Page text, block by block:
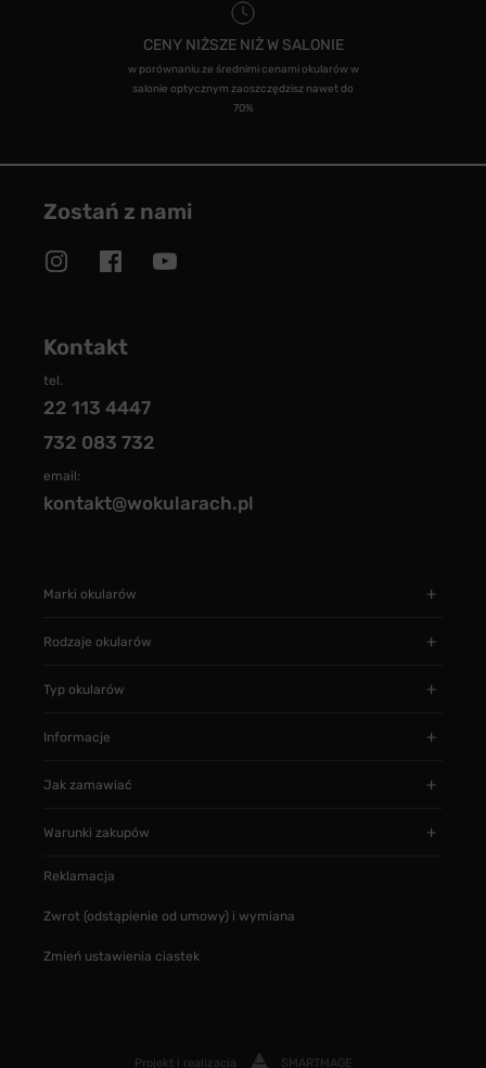
CENY NIŻSZE NIŻ W SALONIE
w porównaniu ze średnimi cenami okularów w
salonie optycznym zaoszczędzisz nawet do
70%
Zostań z nami
Kontakt
tel.
22 113 4447
732 083 732
email:
kontakt@wokularach.pl
Marki okularów
Rodzaje okularów
Typ okularów
Informacje
Jak zamawiać
Warunki zakupów
Reklamacja
Zwrot (odstąpienie od umowy) i wymiana
Zmień ustawienia ciastek
Projekt i realizacja SMARTMAGE